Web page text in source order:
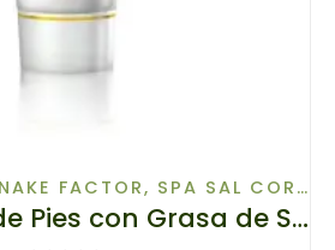
FACTOR, SPA SAL CORPORAL
41101 Crema de Pies con Grasa de Serpiente TIANDE 80 ml, Regeneración de los tejidos dañados